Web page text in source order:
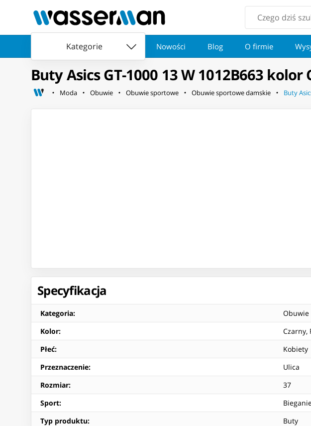
Kategorie Nowości Blog O firmie
Buty Asics GT-1000 13 W 1012B663
Moda Obuwie Obuwie sportowe Obuwie sportowe damskie Buty
Specyfikacja
Kategoria:
Obuwie
Kolor:
Czarny,
Płeć:
Kobiety
Przeznaczenie:
Ulica
Rozmiar:
37
Sport:
Bieganie
Typ produktu: Buty